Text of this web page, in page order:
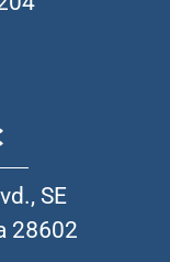
SE
28602